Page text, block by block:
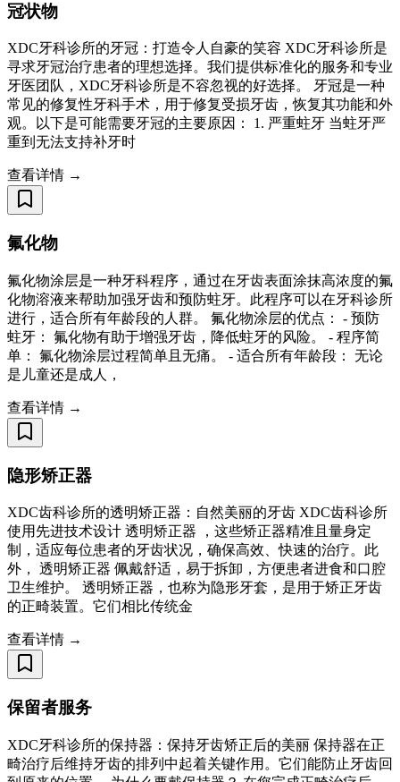
冠状物
XDC牙科诊所的牙冠：打造令人自豪的笑容 XDC牙科诊所是
寻求牙冠治疗患者的理想选择。我们提供标准化的服务和专业
牙医团队，XDC牙科诊所是不容忽视的好选择。 牙冠是一种
常见的修复性牙科手术，用于修复受损牙齿，恢复其功能和外
观。以下是可能需要牙冠的主要原因： 1. 严重蛀牙 当蛀牙严
重到无法支持补牙时
查看详情 →
氟化物
氟化物涂层是一种牙科程序，通过在牙齿表面涂抹高浓度的氟
化物溶液来帮助加强牙齿和预防蛀牙。此程序可以在牙科诊所
进行，适合所有年龄段的人群。 氟化物涂层的优点： - 预防
蛀牙： 氟化物有助于增强牙齿，降低蛀牙的风险。 - 程序简
单： 氟化物涂层过程简单且无痛。 - 适合所有年龄段： 无论
是儿童还是成人，
查看详情 →
隐形矫正器
XDC齿科诊所的透明矫正器：自然美丽的牙齿 XDC齿科诊所
使用先进技术设计 透明矫正器 ，这些矫正器精准且量身定
制，适应每位患者的牙齿状况，确保高效、快速的治疗。此
外， 透明矫正器 佩戴舒适，易于拆卸，方便患者进食和口腔
卫生维护。 透明矫正器，也称为隐形牙套，是用于矫正牙齿
的正畸装置。它们相比传统金
查看详情 →
保留者服务
XDC牙科诊所的保持器：保持牙齿矫正后的美丽 保持器在正
畸治疗后维持牙齿的排列中起着关键作用。它们能防止牙齿回